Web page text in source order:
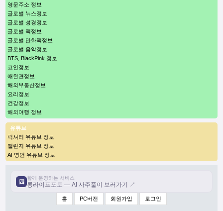
영문주소 정보
글로벌 뉴스정보
글로벌 성경정보
글로벌 책정보
글로벌 만화책정보
글로벌 음악정보
BTS, BlackPink 정보
코인정보
애완견정보
해외부동산정보
요리정보
건강정보
해외여행 정보
유튜브
럭셔리 유튜브 정보
챌린지 유튜브 정보
AI 명언 유튜브 정보
四
함께 운영하는 서비스
롱라이프포토 — AI 사주풀이 보러가기 ↗
홈 PC버전 회원가입 로그인